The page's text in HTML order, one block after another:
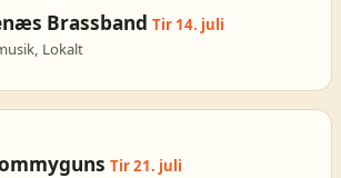
Brassband Tir 14. juli
Lokalt
Tir 21. juli